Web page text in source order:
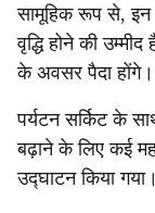
सामूहिक रूप से, इन
वृद्धि होने की
के अवसर पैदा होंगे।
पर्यटन सर्किट के
बढ़ाने के लिए कई
उद्घाटन किया गया।